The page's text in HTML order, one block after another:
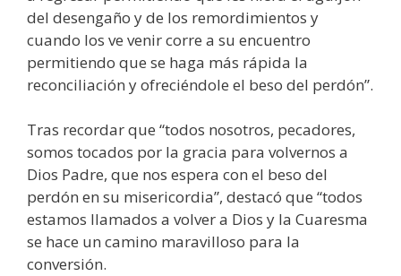
del desengaño y de los remordimientos y
cuando los ve venir corre a su encuentro
permitiendo que se haga más rápida la
reconciliación y ofreciéndole el beso del perdón”.
Tras recordar que “todos nosotros, pecadores,
somos tocados por la gracia para volvernos a
Dios Padre, que nos espera con el beso del
perdón en su misericordia”, destacó que “todos
estamos llamados a volver a Dios y la Cuaresma
se hace un camino maravilloso para la
conversión.